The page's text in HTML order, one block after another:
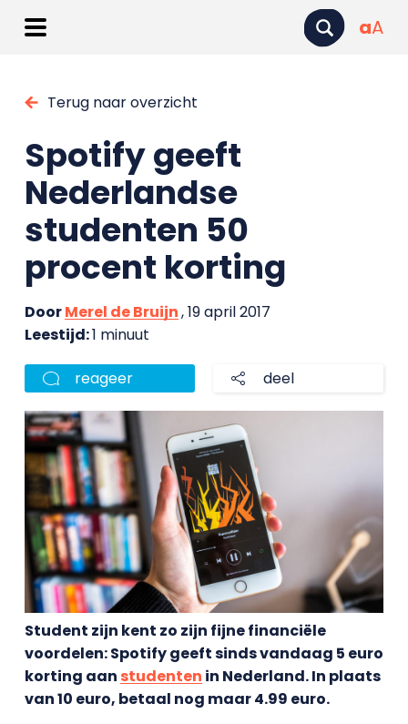
aA
Terug naar overzicht
Spotify geeft
Nederlandse
studenten 50
procent korting
DoorMerel de Bruijn, 19 april 2017
Leestijd:1 minuut
reageer deel
Student zijn kent zo zijn fijne financiële
voordelen: Spotify geeft sinds vandaag 5 euro
korting aan studenten in Nederland. In plaats
van 10 euro, betaal nog maar 4.99 euro.